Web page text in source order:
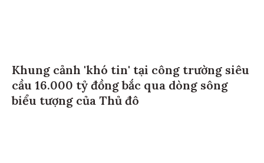
Khung cảnh 'khó tin' tại công trường siêu
cầu 16.000 tỷ đồng bắc qua dòng sông
biểu tượng của Thủ đô